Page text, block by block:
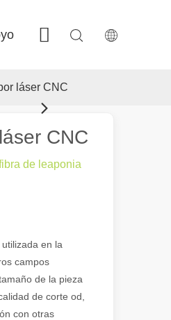
Contáctenos
láser CNC
marcado láser han surgido
CNC
de leaponia
en la
campos
de la pieza
de corte od,
con otras